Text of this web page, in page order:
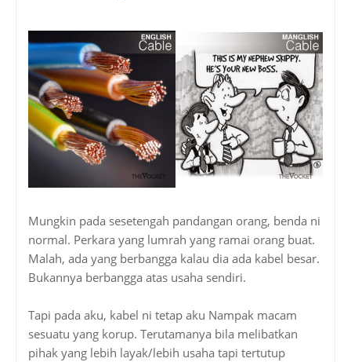
Mungkin pada sesetengah pandangan orang, benda ni
normal. Perkara yang lumrah yang ramai orang buat.
Malah, ada yang berbangga kalau dia ada kabel besar.
Bukannya berbangga atas usaha sendiri.
Tapi pada aku, kabel ni tetap aku Nampak macam
sesuatu yang korup. Terutamanya bila melibatkan
pihak yang lebih layak/lebih usaha tapi tertutup